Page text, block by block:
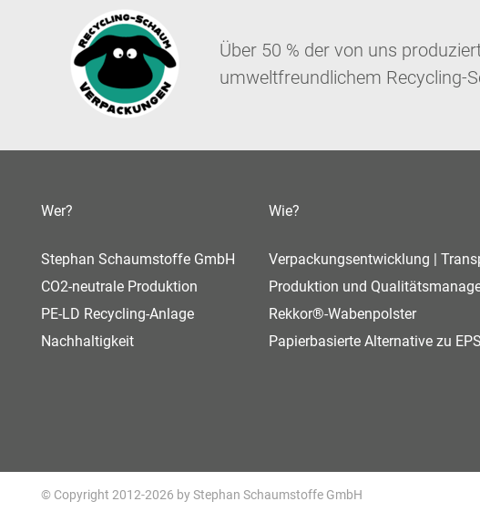
Über 50 % der von uns
umweltfreundlichem Recycling-
Wer?
Stephan Schaumstoffe GmbH
CO2-neutrale Produktion
PE-LD Recycling-Anlage
Nachhaltigkeit
Wie?
Verpackungsentwicklung |
Produktion und
Rekkor®-Wabenpolster
Papierbasierte Alternative zu EPS
© Copyright 2012-2026 by Stephan Schaumstoffe GmbH